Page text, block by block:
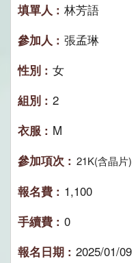
林芳語
張孟琳
女
2
M
21K(含晶片)
1,100
0
2025/01/09